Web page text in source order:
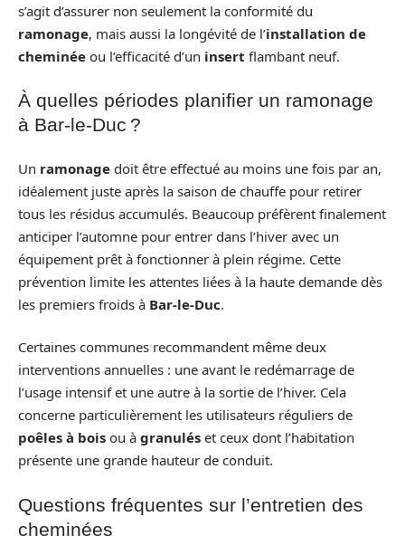
s’agit d’assurer non seulement la conformité du
ramonage, mais aussi la longévité de l’installation de
cheminée ou l’efficacité d’un insert flambant neuf.
À quelles périodes planifier un ramonage
à Bar-le-Duc ?
Un ramonage doit être effectué au moins une fois par an,
idéalement juste après la saison de chauffe pour retirer
tous les résidus accumulés. Beaucoup préfèrent finalement
anticiper l’automne pour entrer dans l’hiver avec un
équipement prêt à fonctionner à plein régime. Cette
prévention limite les attentes liées à la haute demande dès
les premiers froids à Bar-le-Duc.
Certaines communes recommandent même deux
interventions annuelles : une avant le redémarrage de
l’usage intensif et une autre à la sortie de l’hiver. Cela
concerne particulièrement les utilisateurs réguliers de
poêles à bois ou à granulés et ceux dont l’habitation
présente une grande hauteur de conduit.
Questions fréquentes sur l’entretien des
cheminées